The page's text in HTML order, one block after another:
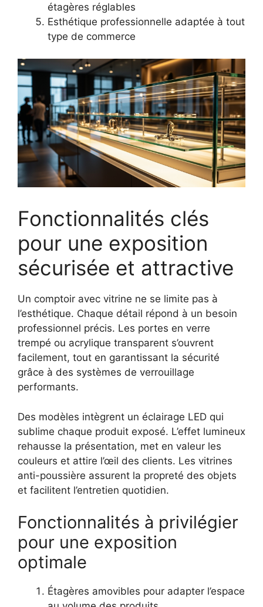
étagères réglables
Esthétique professionnelle adaptée à tout
type de commerce
Fonctionnalités clés
pour une exposition
sécurisée et attractive
Un comptoir avec vitrine ne se limite pas à
l’esthétique. Chaque détail répond à un besoin
professionnel précis. Les portes en verre
trempé ou acrylique transparent s’ouvrent
facilement, tout en garantissant la sécurité
grâce à des systèmes de verrouillage
performants.
Des modèles intègrent un éclairage LED qui
sublime chaque produit exposé. L’effet lumineux
rehausse la présentation, met en valeur les
couleurs et attire l’œil des clients. Les vitrines
anti-poussière assurent la propreté des objets
et facilitent l’entretien quotidien.
Fonctionnalités à privilégier
pour une exposition
optimale
Étagères amovibles pour adapter l’espace